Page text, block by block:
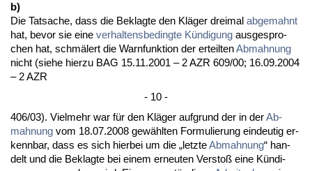
b)
Die Tat­sa­che, dass die Be­klag­te den Kläger drei­mal ab­ge­mahnt
hat, be­vor sie ei­ne ver­hal­tens­be­ding­te Kündi­gung aus­ge­spro­
chen hat, schmälert die Warn­funk­ti­on der er­teil­tenAb­mah­nung
nicht (sie­he hier­zu BAG 15.11.2001 – 2 AZR 609/00; 16.09.2004
– 2 AZR
- 10 -
406/03). Viel­mehr war für den Kläger auf­grund der in derAb­
mah­nung vom 18.07.2008 gewähl­ten For­mu­lie­rung ein­deu­tig er­
kenn­bar, dass es sich hier­bei um die „letz­teAb­mah­nung“ han­
delt und die Be­klag­te bei ei­nem er­neu­ten Ver­s­toß ei­ne Kündi­